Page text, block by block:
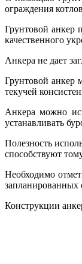
ограждения
Грунтовой анкер
качественного
Анкера не дает
Грунтовой анкер
текучей
Анкера можно
устанавливать
Полезность
способствуют
Необходимо
запланированных
Конструкции